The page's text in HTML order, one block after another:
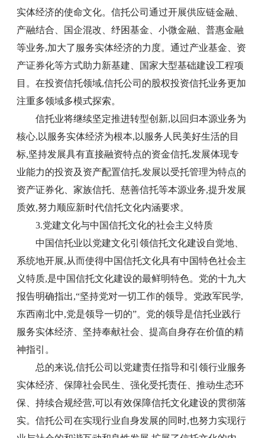
实体经济的使命文化。信托公司通过开展供应链金融、
产融结合、国企混改、纾困基金、小微金融、普惠金融
等业务,加大了服务实体经济的力度。通过产业基金、资
产证券化等方式助力新基建、国家大型基础建设工程项
目。在投资信托领域,信托公司的股权投资信托业务更加
注重多领域多模式探索。
信托业将继续坚定推进转型创新,以回归本源业务为
核心,以服务实体经济为根本,以服务人民美好生活的目
标,坚持发展具有直接融资特点的资金信托,发展体现专
业能力的投资及资产配置信托,发展以受托管理为特点的
资产证券化、家族信托、慈善信托等本源业务,提升发展
质效,努力顺应新时代信托文化内涵要求。
3.党建文化与中国信托文化的社会主义特质
中国信托业以党建文化引领信托文化建设自觉地、
系统地开展,从而使得中国信托文化具有中国特色社会主
义特质,是中国信托文化建设的最鲜明特色。党的十九大
报告明确指出,“坚持党对一切工作的领导。党政军民学,
东西南北中,党是领导一切的”。党的领导是信托业践行
服务实体经济、坚持奉献社会、提高自身存在价值的精
神指引。
总的来说,信托公司以党建责任指导和引领行业服务
实体经济、保障社会民生、强化受托责任、推动生态环
保、持续合规经营,可以有效保障信托文化建设的贯彻落
实。信托公司在实现行业自身发展的同时,也努力实现行